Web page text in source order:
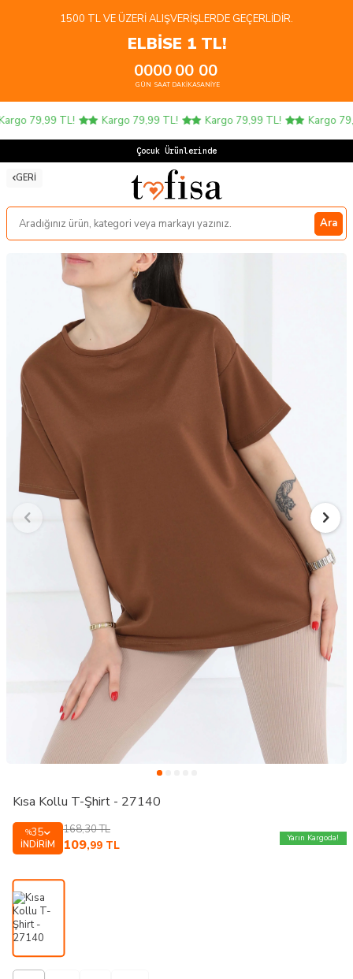
1500 TL VE ÜZERI ALIŞVERIŞLERDE GEÇERLIDIR.
ELBİSE 1 TL!
00
GÜN
00
SAAT
00
DAKIKA
00
SANIYE
79,99 TL! Kargo 79,99 TL! Kargo 79,99 TL! Kargo
Çocuk Ürünlerinde 4
GERI
Ara
Kısa Kollu T-Şhirt - 27140
%35
İNDIRIM
168,30TL
109,99 TL
Yarın Kargoda!